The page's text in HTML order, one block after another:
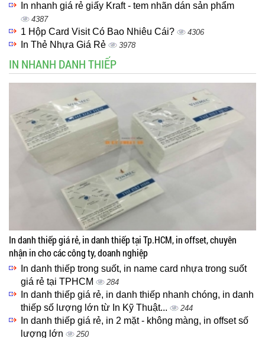
In nhanh giá rẻ giấy Kraft - tem nhãn dán sản phẩm
4387
1 Hộp Card Visit Có Bao Nhiêu Cái? 4306
In Thẻ Nhựa Giá Rẻ 3978
IN NHANH DANH THIẾP
In danh thiếp giá rẻ, in danh thiếp tại Tp.HCM, in offset, chuyên
nhận in cho các công ty, doanh nghiệp
In danh thiếp trong suốt, in name card nhựa trong suốt
giá rẻ tại TPHCM
284
In danh thiếp giá rẻ, in danh thiếp nhanh chóng, in danh
thiếp số lượng lớn từ In Kỹ Thuật...
244
In danh thiếp giá rẻ, in 2 mặt - không màng, in offset số
lượng lớn
250